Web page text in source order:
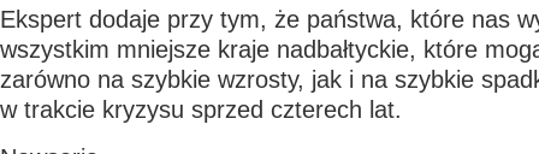
Ekspert dodaje przy tym, że państwa, które nas
wszystkim mniejsze kraje nadbałtyckie, które
zarówno na szybkie wzrosty, jak i na szybkie
w trakcie kryzysu sprzed czterech lat.